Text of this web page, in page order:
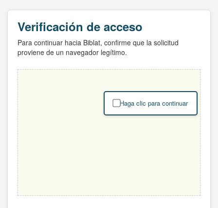
Verificación de acceso
Para continuar hacia Biblat, confirme que la solicitud
proviene de un navegador legítimo.
Haga clic para continuar